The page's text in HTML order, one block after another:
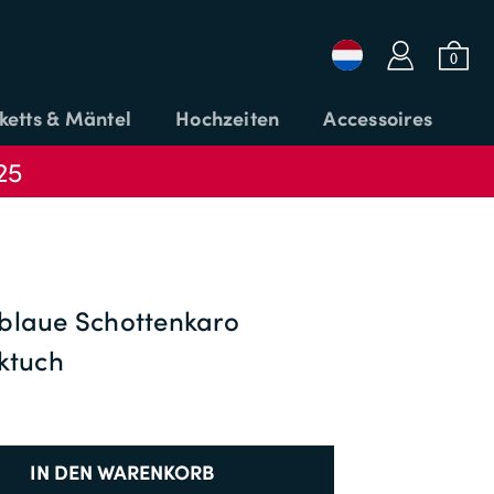
a b
0
& Mäntel Hochzeiten Accessoires
IN DEN WARENKORB
Schottenkaro